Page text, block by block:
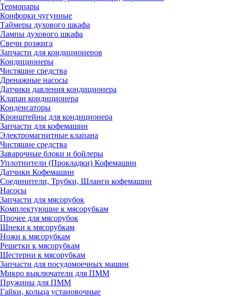
Термопары
Конфорки чугунные
Таймеры духового шкафа
Лампы духового шкафа
Свечи розжига
Запчасти для кондиционеров
Кондиционеры
Чистящие средства
Дренажные насосы
Датчики давления кондиционера
Клапан кондиционера
Конденсаторы
Кронштейны для кондиционера
Запчасти для кофемашин
Электромагнитные клапана
Чистящие средства
Заварочные блоки и бойлеры
Уплотнители (Прокладки) Кофемашин
Датчики Кофемашин
Соединители, Трубки, Шланги кофемашин
Насосы
Запчасти для мясорубок
Комплектующие к мясорубкам
Прочее для мясорубок
Шнеки к мясорубкам
Ножи к мясорубкам
Решетки к мясорубкам
Шестерни к мясорубкам
Запчасти для посудомоечных машин
Микро выключатели для ПММ
Пружины для ПММ
Гайки, кольца установочные